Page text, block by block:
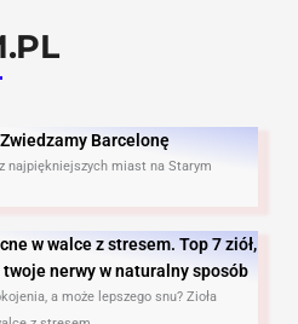
Barcelonę​
najpiękniejszych miast na Starym
w walce z stresem. Top 7 ziół,
twoje nerwy w naturalny sposób
a może lepszego snu? Zioła